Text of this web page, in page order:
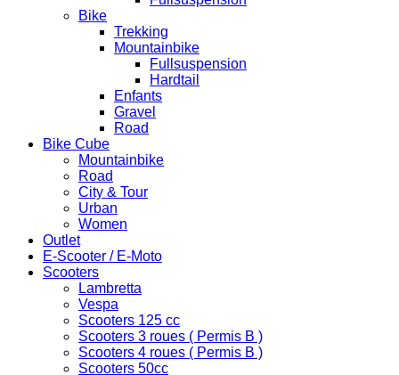
Bike
Trekking
Mountainbike
Fullsuspension
Hardtail
Enfants
Gravel
Road
Bike Cube
Mountainbike
Road
City & Tour
Urban
Women
Outlet
E-Scooter / E-Moto
Scooters
Lambretta
Vespa
Scooters 125 cc
Scooters 3 roues ( Permis B )
Scooters 4 roues ( Permis B )
Scooters 50cc